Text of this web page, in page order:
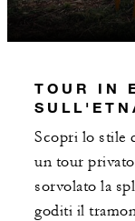
TOUR IN
Scopri lo stile
un tour
sorvolato la
goditi il